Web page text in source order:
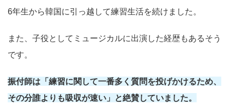
6年生から韓国に引っ越して練習生活を続けました。
また、子役としてミュージカルに出演した経歴もあるそう
です。
振付師は「練習に関して一番多く質問を投げかけるため、
その分誰よりも吸収が速い」と絶賛していました。